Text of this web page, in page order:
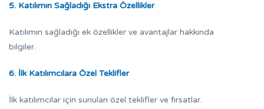
5. Katılımın Sağladığı Ekstra Özellikler
Katılımın sağladığı ek özellikler ve avantajlar hakkında
bilgiler.
6. İlk Katılımcılara Özel Teklifler
İlk katılımcılar için sunulan özel teklifler ve fırsatlar.